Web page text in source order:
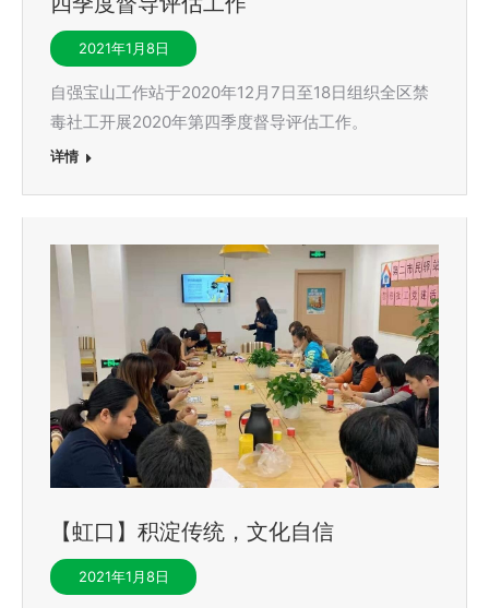
2021年1月8日
自强宝山工作站于2020年12月7日至18日组织全区禁
毒社工开展2020年第四季度督导评估工作。
详情
【虹口】积淀传统，文化自信
2021年1月8日